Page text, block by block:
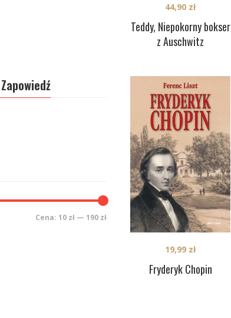
Teddy, Niepokorny bokser
z Auschwitz
44,90 zł
Fryderyk Chopin
19,99 zł
Cena: 10 zł — 190 zł